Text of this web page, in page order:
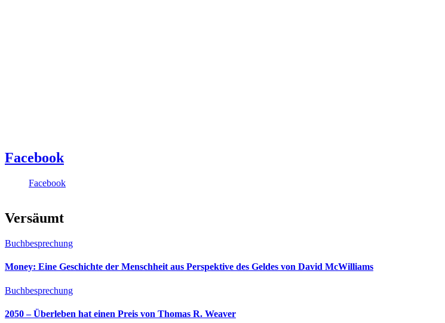
Facebook
Facebook
Versäumt
Buchbesprechung
Money: Eine Geschichte der Menschheit aus Perspektive des Geldes von David McWilliams
Buchbesprechung
2050 – Überleben hat einen Preis von Thomas R. Weaver